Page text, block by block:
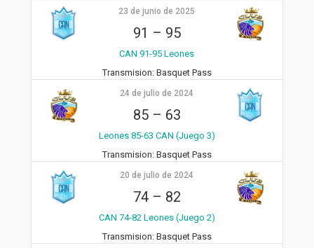
23 de junio de 2025
91 – 95
CAN 91-95 Leones
Transmision:Basquet Pass
24 de julio de 2024
85– 63
Leones 85-63 CAN (Juego 3)
Transmision:Basquet Pass
20 de julio de 2024
74– 82
CAN 74-82 Leones (Juego 2)
Transmision:Basquet Pass